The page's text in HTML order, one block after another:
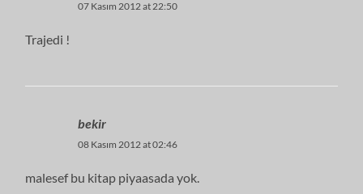
07 Kasım 2012 at 22:50
Trajedi !
bekir
08 Kasım 2012 at 02:46
malesef bu kitap piyaasada yok.